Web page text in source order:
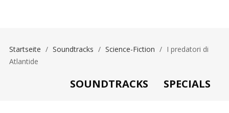
SOUNDTRACKS SPECIALS
Startseite / Soundtracks / Science-Fiction / I predatori di
Atlantide